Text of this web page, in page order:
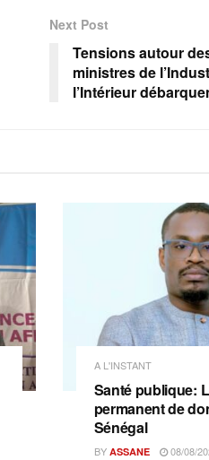
Next Post
Tensions autour
ministres de
l’Intérieur
A L'INSTANT
Santé publique:
permanent de
Sénégal
BY ASSANE 08/08/